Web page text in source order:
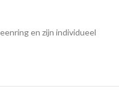
en zijn individueel